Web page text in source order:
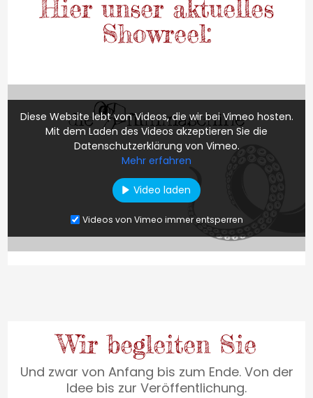
Hier unser aktuelles
Showreel:
Diese Website lebt von Videos, die wir bei Vimeo hosten.
Mit dem Laden des Videos akzeptieren Sie die
Datenschutzerklärung von Vimeo.
Mehr erfahren
Video laden
Videos von Vimeo immer entsperren
Wir begleiten Sie
Und zwar von Anfang bis zum Ende. Von der
Idee bis zur Veröffentlichung.